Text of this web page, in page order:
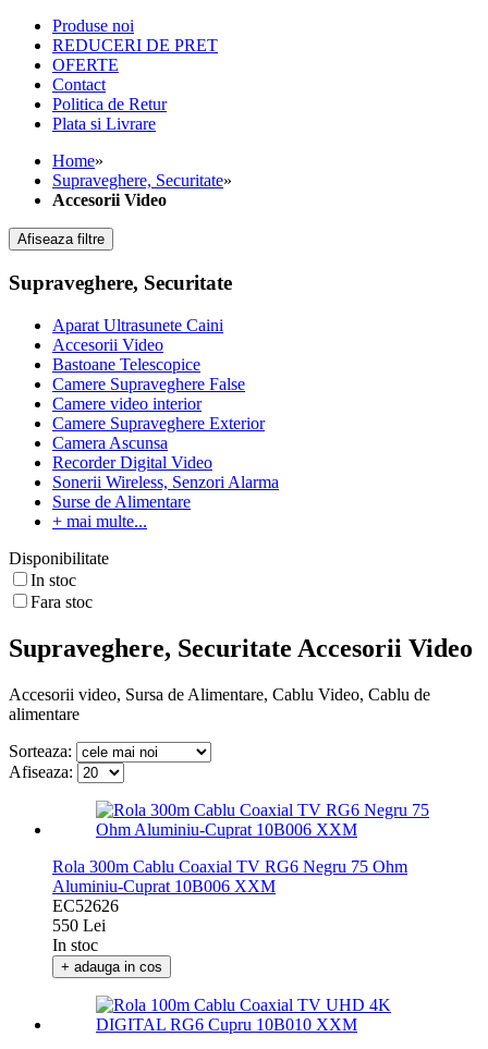
Produse noi
REDUCERI DE PRET
OFERTE
Contact
Politica de Retur
Plata si Livrare
Home»
Supraveghere, Securitate»
Accesorii Video
Afiseaza filtre
Supraveghere, Securitate
Aparat Ultrasunete Caini
Accesorii Video
Bastoane Telescopice
Camere Supraveghere False
Camere video interior
Camere Supraveghere Exterior
Camera Ascunsa
Recorder Digital Video
Sonerii Wireless, Senzori Alarma
Surse de Alimentare
+ mai multe...
Disponibilitate
In stoc
Fara stoc
Supraveghere, Securitate Accesorii Video
Accesorii video, Sursa de Alimentare, Cablu Video, Cablu de
alimentare
Sorteaza:
Afiseaza:
Rola 300m Cablu Coaxial TV RG6 Negru 75 Ohm
Aluminiu-Cuprat 10B006 XXM
EC52626
550 Lei
In stoc
+ adauga in cos